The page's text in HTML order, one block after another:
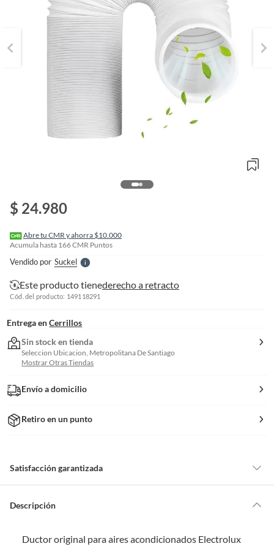
$ 24.980
Abre tu CMR y ahorra $10.000
Acumula hasta 166CMR Puntos
Vendido por SuckelS
l
l
Este producto tienederecho a retracto
Cód. del producto: 149118291
Entrega en Cerrillos
Sin stock en tienda
Seleccion Ubicacion, Metropolitana De Santiago
Mostrar Otras Tiendas
Envío a domicilio
Retiro en un punto
Satisfacción garantizada
de la compra.
comprado por internet y que hay ciertas categorías que no tienen este
Descripción
Ductor original para aires acondicionados Electrolux